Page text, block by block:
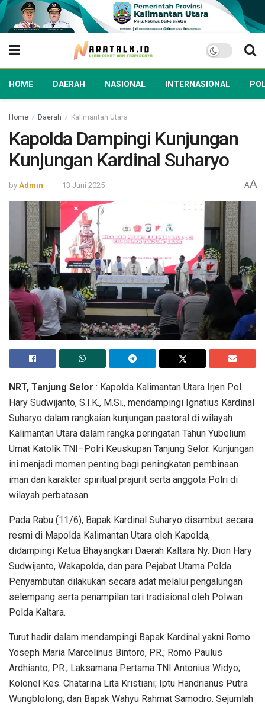
HOME DAERAH NASIONAL INTERNASIONAL
Home Daerah Kalimantan Utara
Kapolda Dampingi Kunjungan
Kunjungan Kardinal Suharyo
by Admin 13 Juni 2025 AA
NRT, Tanjung Selor : Kapolda Kalimantan Utara Irjen Pol.
Hary Sudwijanto, S.I.K., M.Si., mendampingi Ignatius Kardinal
Suharyo dalam rangkaian kunjungan pastoral di wilayah
Kalimantan Utara dalam rangka peringatan Tahun Yubelium
Umat Katolik TNI–Polri Keuskupan Tanjung Selor. Kunjungan
ini menjadi momen penting bagi peningkatan pembinaan
iman dan karakter spiritual prajurit serta anggota Polri di
wilayah perbatasan.
Pada Rabu (11/6), Bapak Kardinal Suharyo disambut secara
resmi di Mapolda Kalimantan Utara oleh Kapolda,
didampingi Ketua Bhayangkari Daerah Kaltara Ny. Dion Hary
Sudwijanto, Wakapolda, dan para Pejabat Utama Polda.
Penyambutan dilakukan secara adat melalui pengalungan
selempang serta penampilan tari tradisional oleh Polwan
Polda Kaltara.
Turut hadir dalam mendampingi Bapak Kardinal yakni Romo
Yoseph Maria Marcelinus Bintoro, PR.; Romo Paulus
Ardhianto, PR.; Laksamana Pertama TNI Antonius Widyo;
Kolonel Kes. Chatarina Lita Kristiani; Iptu Handrianus Putra
Wungblolong; dan Bapak Wahyu Rahmat Samodro. Sejumlah